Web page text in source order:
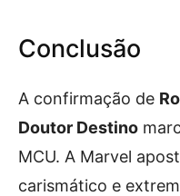
Conclusão
A confirmação de
Doutor Destino
MCU. A Marvel
carismático e